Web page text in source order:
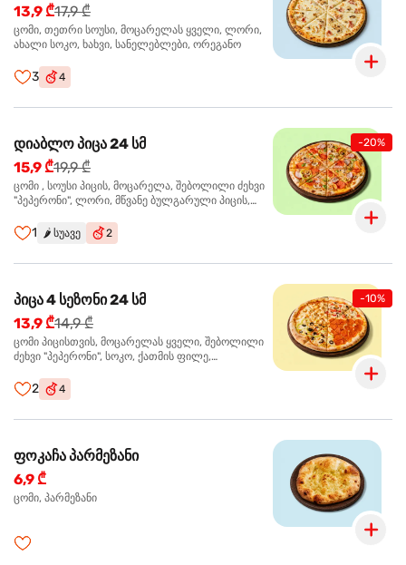
13,9 ₾17,9 ₾
ცომი, თეთრი სოუსი, მოცარელას ყველი, ლორი,
ახალი სოკო, ხახვი, სანელებლები, ორეგანო
3 4
-20%
დიაბლო პიცა 24 სმ
15,9 ₾19,9 ₾
ცომი , სოუსი პიცის, მოცარელა, შებოლილი ძეხვი
"პეპერონი", ლორი, მწვანე ბულგარული პიცის,
1 🌶️ სუავე 2
-10%
პიცა 4 სეზონი 24 სმ
13,9 ₾14,9 ₾
ცომი პიცისთვის, მოცარელას ყველი, შებოლილი
ძეხვი "პეპერონი", სოკო, ქათმის ფილე,
2 4
ფოკაჩა პარმეზანი
6,9 ₾
ცომი, პარმეზანი